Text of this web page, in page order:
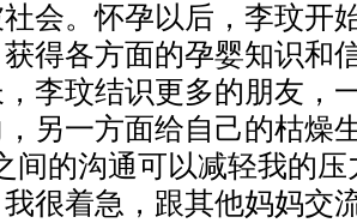
会。怀孕以后，李玟开
得各方面的孕婴知识和
李玟结识更多的朋友，
另一方面给自己的枯燥
间的沟通可以减轻我的
很着急，跟其他妈妈交